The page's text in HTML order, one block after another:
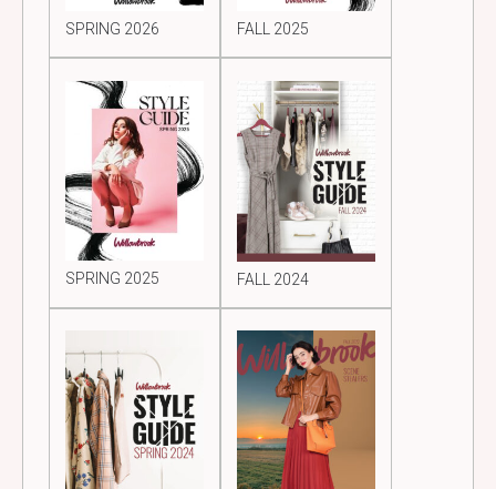
SPRING 2026 FALL 2025
SPRING 2025 FALL 2024